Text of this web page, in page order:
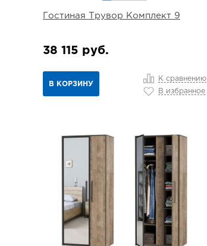
Гостиная Трувор Комплект 9
38 115 руб.
В КОРЗИНУ
К сравнению
В избранное